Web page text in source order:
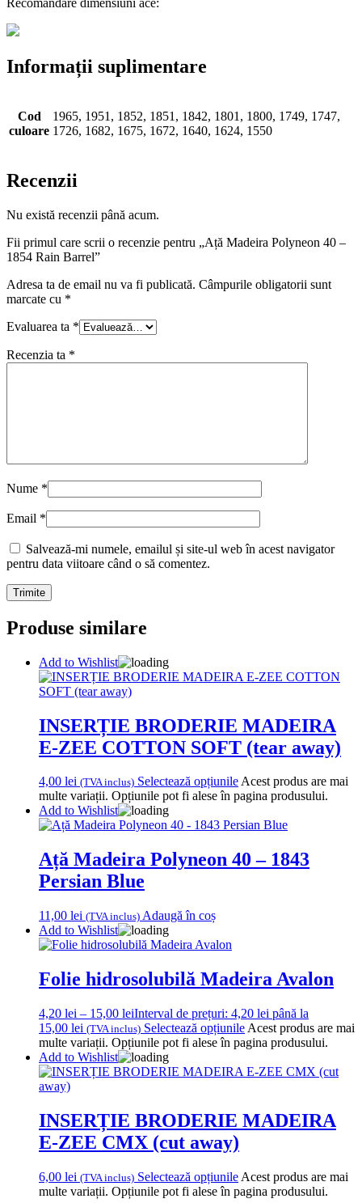
Recomandare dimensiuni ace:
Informații suplimentare
Cod
culoare
1965, 1951, 1852, 1851, 1842, 1801, 1800, 1749, 1747,
1726, 1682, 1675, 1672, 1640, 1624, 1550
Recenzii
Nu există recenzii până acum.
Fii primul care scrii o recenzie pentru „Ață Madeira Polyneon 40 –
1854 Rain Barrel”
Adresa ta de email nu va fi publicată. Câmpurile obligatorii sunt
marcate cu *
Evaluarea ta *
Recenzia ta *
Nume *
Email *
Salvează-mi numele, emailul și site-ul web în acest navigator
pentru data viitoare când o să comentez.
Produse similare
Add to Wishlist
INSERȚIE BRODERIE MADEIRA
E-ZEE COTTON SOFT (tear away)
4,00 lei (TVA inclus) Selectează opțiunileAcest produs are mai
multe variații. Opțiunile pot fi alese în pagina produsului.
Add to Wishlist
Ață Madeira Polyneon 40 – 1843
Persian Blue
11,00 lei (TVA inclus) Adaugă în coș
Add to Wishlist
Folie hidrosolubilă Madeira Avalon
4,20 lei – 15,00 leiInterval de prețuri: 4,20 lei până la
15,00 lei (TVA inclus) Selectează opțiunile Acest produs are mai
multe variații. Opțiunile pot fi alese în pagina produsului.
Add to Wishlist
INSERȚIE BRODERIE MADEIRA
E-ZEE CMX (cut away)
6,00 lei (TVA inclus) Selectează opțiunile Acest produs are mai
multe variații. Opțiunile pot fi alese în pagina produsului.